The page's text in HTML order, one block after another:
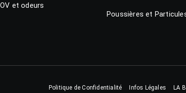
et odeurs
Poussières et
Politique de Confidentialité Infos Légales LA